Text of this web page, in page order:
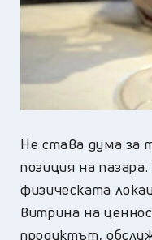
Не става дума за
позиция на
физическата
витрина на
продуктът,